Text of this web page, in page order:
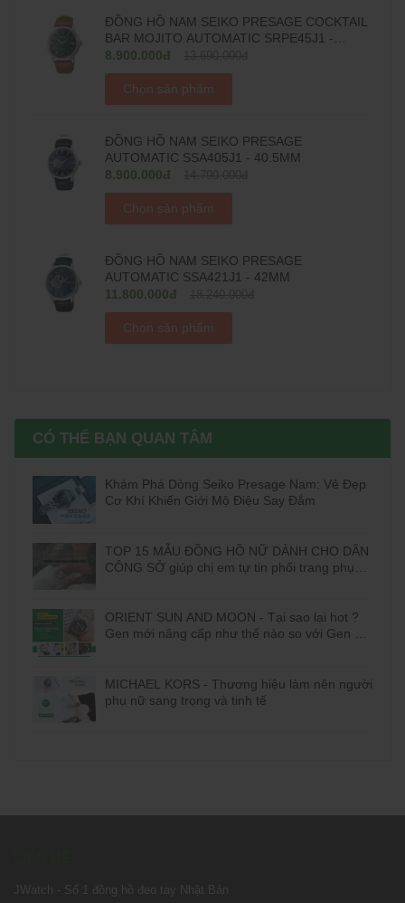
ĐỒNG HỒ NAM SEIKO PRESAGE COCKTAIL
BAR MOJITO AUTOMATIC SRPE45J1 -
38.5MM
8.900.000đ
Chọn sản phẩm
ĐỒNG HỒ NAM SEIKO PRESAGE
AUTOMATIC SSA405J1 - 40.5MM
8.900.000đ
Chọn sản phẩm
ĐỒNG HỒ NAM SEIKO PRESAGE
AUTOMATIC SSA421J1 - 42MM
11.800.000đ
Chọn sản phẩm
CÓ THỂ BẠN QUAN TÂM
Khám Phá Dòng Seiko Presage Nam: Vẻ Đẹp
Cơ Khí Khiến Giới Mộ Điệu Say Đắm
TOP 15 MẪU ĐỒNG HỒ NỮ DÀNH CHO DÂN
CÔNG SỞ giúp chị em tự tin phối trang phục
ORIENT SUN AND MOON - Tại sao lại hot ?
Gen mới nâng cấp như thế nào so với Gen cũ
MICHAEL KORS - Thương hiệu làm nên người
phụ nữ sang trọng và tinh tế
JWatch - Số 1 đồng hồ đeo tay Nhật Bản